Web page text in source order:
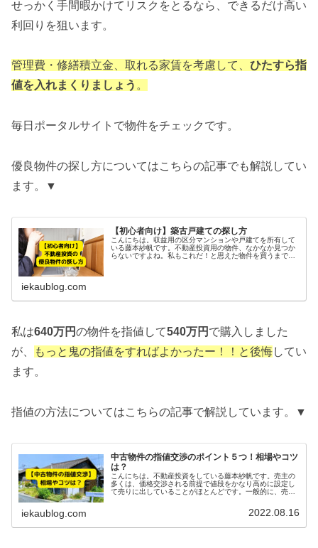
せっかく手間暇かけてリスクをとるなら、できるだけ高い
利回りを狙います。
管理費・修繕積立金、取れる家賃を考慮して、 ひたすら指
値を入れまくりましょう 。
毎日ポータルサイトで物件をチェックです。
優良物件の探し方についてはこちらの記事でも解説してい
ます。▼
【初心者向け】築古戸建ての探し方
こんにちは。収益用の区分マンションや戸建てを所有して
いる藤本紗帆です。不動産投資用の物件、なかなか見つか
らないですよね。私もこれだ！と思えた物件を買うまでに
iekaublog.com
私は640万円の物件を指値して540万円 で購入しました
が、
もっと鬼の指値をすればよかったー！！と後悔してい
ます。
指値の方法についてはこちらの記事で解説しています。▼
中古物件の指値交渉のポイント５つ！相場やコツ
は？
こんにちは。不動産投資をしている藤本紗帆です。売主の
多くは、価格交渉される前提で値段をかなり高めに設定し
て売りに出していることがほとんどです。一般的に、売出
iekaublog.com 2022.08.16